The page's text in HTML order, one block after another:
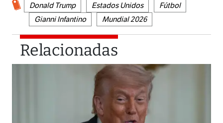
Donald Trump Estados Unidos
Fútbol
Gianni Infantino
Mundial 2026
Relacionadas